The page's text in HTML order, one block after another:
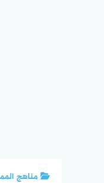
مناهج